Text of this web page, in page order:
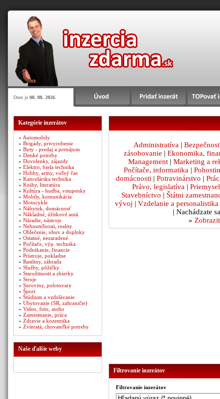
Dnes je 08. 08. 2026
Kategórie inzerátov
» Automobily
» Brigády, privyrobenie
» Byty - predaj a prenájom
» Detské potreby
» Dovolenky, zájazdy
» Elektro, biela technika
» Hobby, army, voľný čas
» Kancelárska technika
» Knihy, literatúra
» Kultúra - hudba, vstupenky
» Mobily, komunikácia
» Motocykle
» Nábytok, domácnosť
» Nákladné, úžitkové autá
» Náradie, nástroje
» Nehnuteľnosti, reality
» Oblečenie, obuv a doplnky
» Ostatné, nezaradené
» Počítače, výp. technika
» Podnikanie, financie
» Prístroje, pokladne
» Rastliny, záhrada
» Služby, pôžičky
» Starožitnosti a zbierky
» Stroje
» Suroviny, polotovary
» Šport
» Štúdium a vzdelávanie
» Ubytovanie (SR, zahraničie)
» Video, foto, audio
» Zamestnanie, práca
» Zdravie a kozemtika
» Zvieratá, chovateľké potreby
Naše ďalšie weby
Administratíva |
zásobovanie |Ekonomika,
Management |Marketing a
Počítače, informatika |
domácnosti |Potravinárstvo |
Právo, legislatíva |
Stavebníctvo | Štátni
vývoj |Vzdelanie a personalistika
| Nachádzate
»
Filtrovanie inzerátov
Filtrovanie inzerátov